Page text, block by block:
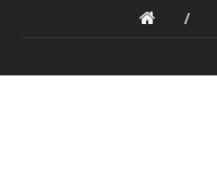
/